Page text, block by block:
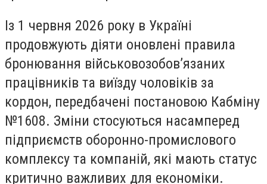
Із 1 червня 2026 року в Україні
продовжують діяти оновлені правила
бронювання військовозобов’язаних
працівників та виїзду чоловіків за
кордон, передбачені постановою Кабміну
№1608. Зміни стосуються насамперед
підприємств оборонно-промислового
комплексу та компаній, які мають статус
критично важливих для економіки.